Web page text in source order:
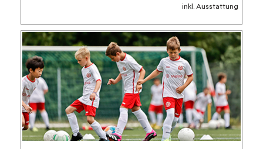
inkl. Ausstattung